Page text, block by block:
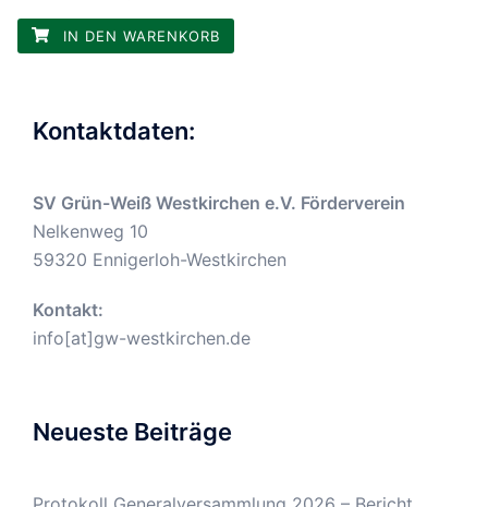
IN DEN WARENKORB
Kontaktdaten:
SV Grün-Weiß Westkirchen e.V. Förderverein
Nelkenweg 10
59320 Ennigerloh-Westkirchen
Kontakt:
info[at]gw-westkirchen.de
Neueste Beiträge